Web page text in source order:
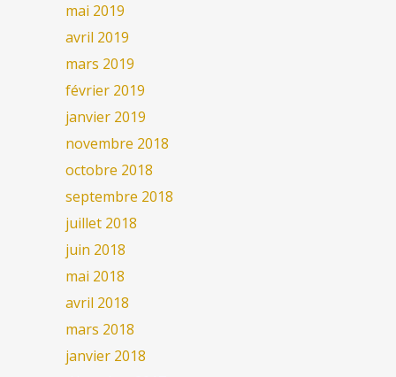
mai 2019
avril 2019
mars 2019
février 2019
janvier 2019
novembre 2018
octobre 2018
septembre 2018
juillet 2018
juin 2018
mai 2018
avril 2018
mars 2018
janvier 2018